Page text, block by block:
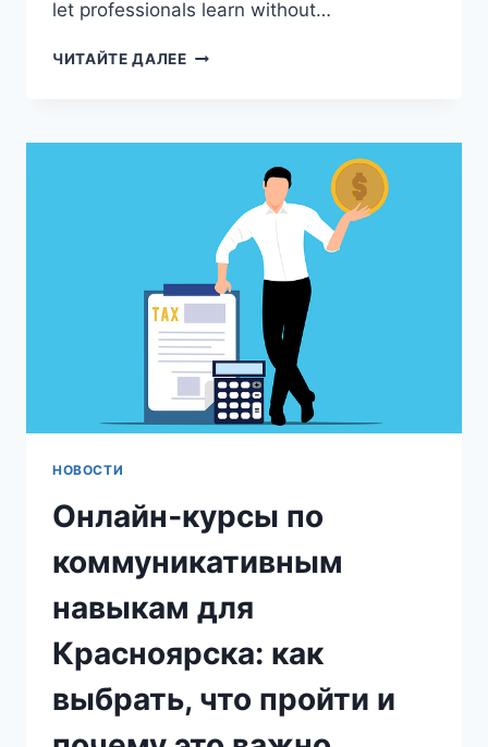
let professionals learn without…
ЧИТАЙТЕ ДАЛЕЕONLINE
KRASNOYARSK:
CHOOSE,
WHAT
EXPECT,
AND
WHERE
TO
LEARN
НОВОСТИ
Онлайн‑курсы по
коммуникативным
навыкам для
Красноярска: как
выбрать, что пройти и